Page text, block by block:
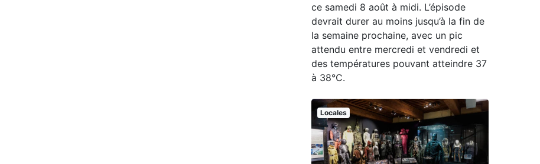
ce samedi 8 août à midi. L’épisode
devrait durer au moins jusqu’à la fin de
la semaine prochaine, avec un pic
attendu entre mercredi et vendredi et
des températures pouvant atteindre 37
à 38°C.
Locales